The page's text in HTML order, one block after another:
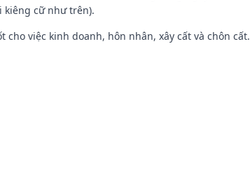
kiêng cữ như trên).
cho việc kinh doanh, hôn nhân, xây cất và chôn cất.